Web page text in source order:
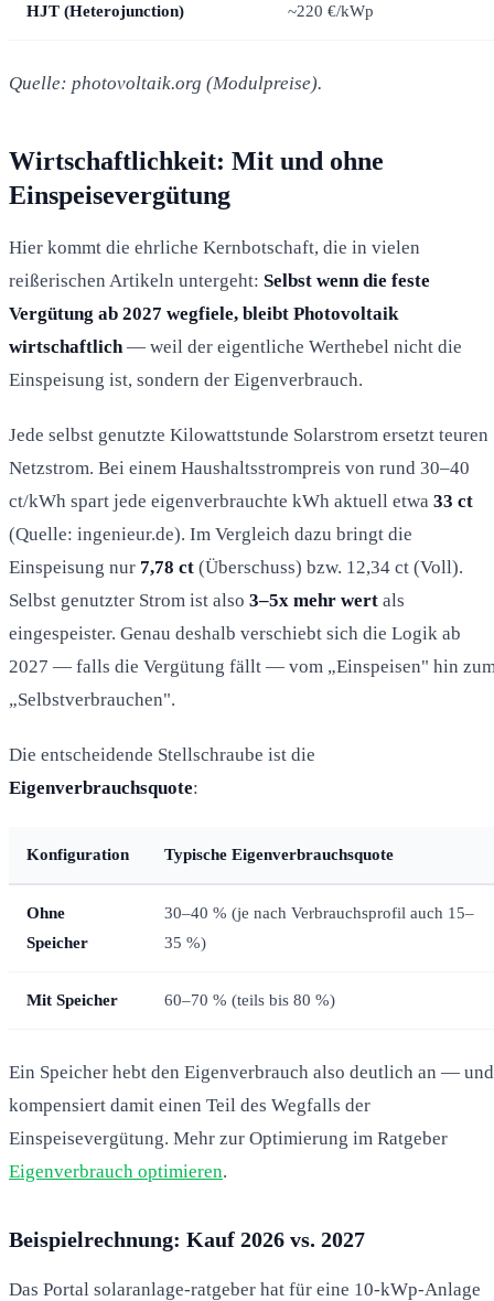
HJT (Heterojunction) ~220 €/kWp
Quelle: photovoltaik.org (Modulpreise).
Wirtschaftlichkeit: Mit und ohne
Einspeisevergütung
Hier kommt die ehrliche Kernbotschaft, die in vielen
reißerischen Artikeln untergeht: Selbst wenn die feste
Vergütung ab 2027 wegfiele, bleibt Photovoltaik
wirtschaftlich — weil der eigentliche Werthebel nicht die
Einspeisung ist, sondern der Eigenverbrauch.
Jede selbst genutzte Kilowattstunde Solarstrom ersetzt teuren
Netzstrom. Bei einem Haushaltsstrompreis von rund 30–40
ct/kWh spart jede eigenverbrauchte kWh aktuell etwa 33 ct
(Quelle: ingenieur.de). Im Vergleich dazu bringt die
Einspeisung nur 7,78 ct (Überschuss) bzw. 12,34 ct (Voll).
Selbst genutzter Strom ist also 3–5x mehr wert als
eingespeister. Genau deshalb verschiebt sich die Logik ab
2027 — falls die Vergütung fällt — vom „Einspeisen" hin
„Selbstverbrauchen".
Die entscheidende Stellschraube ist die
Eigenverbrauchsquote:
Konfiguration Typische Eigenverbrauchsquote
Ohne
Speicher
30–40 % (je nach Verbrauchsprofil auch 15–
35 %)
Mit Speicher 60–70 % (teils bis 80 %)
Ein Speicher hebt den Eigenverbrauch also deutlich an — und
kompensiert damit einen Teil des Wegfalls der
Einspeisevergütung. Mehr zur Optimierung im Ratgeber
Eigenverbrauch optimieren.
Beispielrechnung: Kauf 2026 vs. 2027
Das Portal solaranlage-ratgeber hat für eine 10-kWp-Anlage